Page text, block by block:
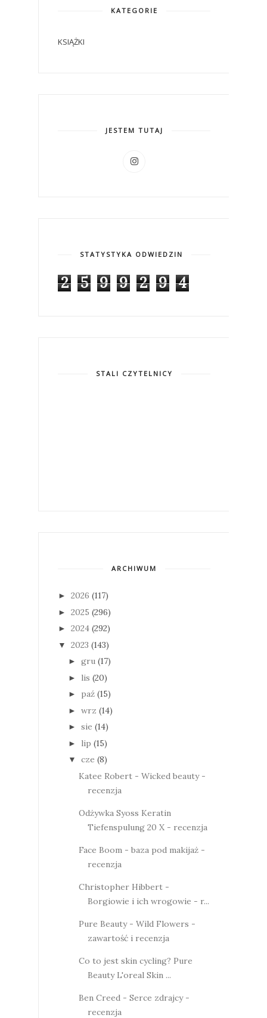
KATEGORIE
KSIĄŻKI
JESTEM TUTAJ
STATYSTYKA ODWIEDZIN
2 5 9 9 2 9 4
STALI CZYTELNICY
ARCHIWUM
► 2026 (117)
► 2025 (296)
► 2024 (292)
▼ 2023 (143)
► gru (17)
► lis (20)
► paź (15)
► wrz (14)
► sie (14)
► lip (15)
▼ cze (8)
Katee Robert - Wicked beauty -
recenzja
Odżywka Syoss Keratin
Tiefenspulung 20 X - recenzja
Face Boom - baza pod makijaż -
recenzja
Christopher Hibbert -
Borgiowie i ich wrogowie - r...
Pure Beauty - Wild Flowers -
zawartość i recenzja
Co to jest skin cycling? Pure
Beauty L'oreal Skin ...
Ben Creed - Serce zdrajcy -
recenzja